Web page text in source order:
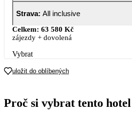
Strava: All inclusive
Celkem: 63 580 Kč
zájezdy + dovolená
Vybrat
uložit do oblíbených
Proč si vybrat tento hotel